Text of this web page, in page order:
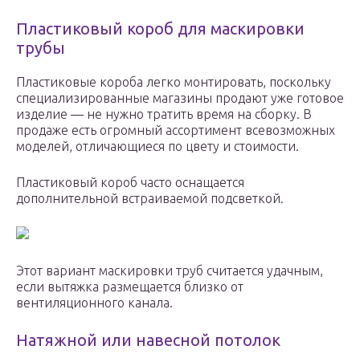
Пластиковый короб для маскировки
трубы
Пластиковые короба легко монтировать, поскольку
специализированные магазины продают уже готовое
изделие — не нужно тратить время на сборку. В
продаже есть огромный ассортимент всевозможных
моделей, отличающиеся по цвету и стоимости.
Пластиковый короб часто оснащается
дополнительной встраиваемой подсветкой.
Этот вариант маскировки труб считается удачным,
если вытяжка размещается близко от
вентиляционного канала.
Натяжной или навесной потолок